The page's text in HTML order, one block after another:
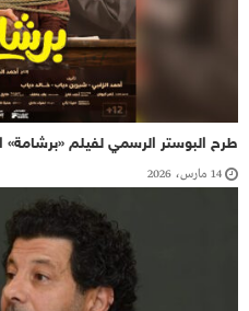
طرح البوستر الرسمي لفيلم
14 مارس، 2026